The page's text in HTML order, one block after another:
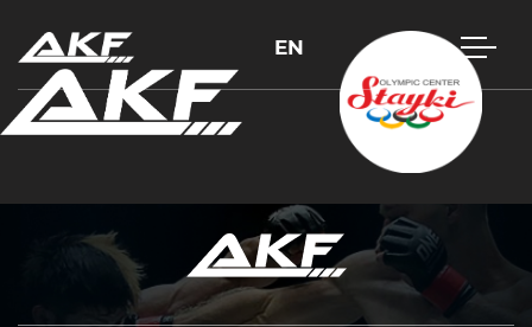
EN
Нажмите Enter для поиска или Esc, чтобы закрыть